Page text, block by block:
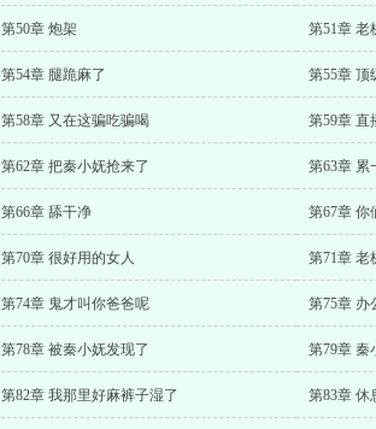
第50章 炮架 第51章 老
第54章 腿跪麻了 第55章 顶
第58章 又在这骗吃骗喝 第59章 直
第62章 把秦小妩抢来了 第63章 累
第66章 舔干净 第67章 你
第70章 很好用的女人 第71章 老
第74章 鬼才叫你爸爸呢 第75章 办
第78章 被秦小妩发现了 第79章 秦
第82章 我那里好麻裤子湿了 第83章 休